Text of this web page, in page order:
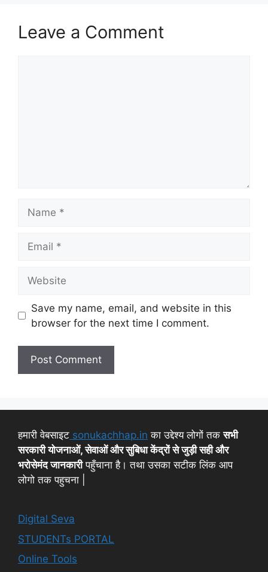
Leave a Comment
Save my name, email, and website in this
browser for the next time I comment.
हमारी वेबसाइट sonukachhap.in का उद्देश्य लोगों तकसभी
सरकारी योजनाओं, सेवाओं और सुबिधा केंद्रों से जुड़ी सही और
भरोसेमंद जानकारीपहुँचाना है। तथा उसका सटीक लिंक आप
लोगो तक पहुचना |
Digital Seva
STUDENTs PORTAL
Online Tools